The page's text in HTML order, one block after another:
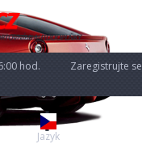
hod.
Jazyk
Zaregistrujte se